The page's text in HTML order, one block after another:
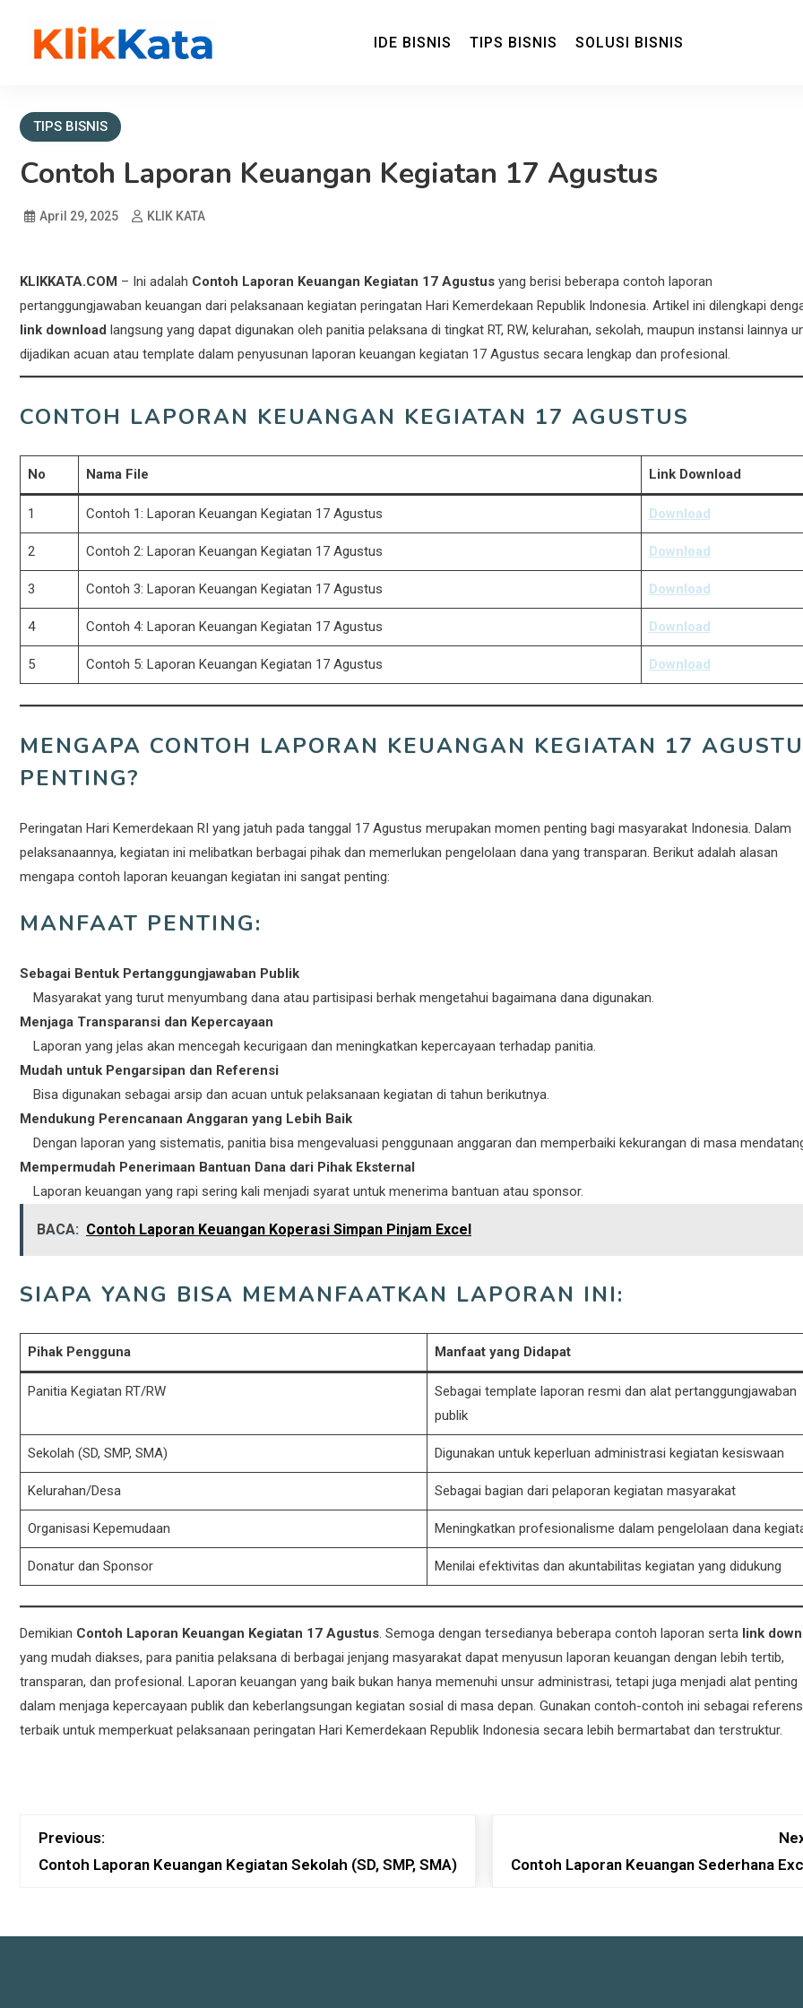
IDE BISNIS TIPS BISNIS SOLUSI BISNIS
TIPS BISNIS
Contoh Laporan Keuangan Kegiatan 17 Agustus
April 29, 2025 KLIK KATA
KLIKKATA.COM – Ini adalah Contoh Laporan Keuangan Kegiatan 17 Agustus yang berisi beberapa contoh laporan
pertanggungjawaban keuangan dari pelaksanaan kegiatan peringatan Hari Kemerdekaan Republik Indonesia. Artikel ini dilengkapi
link download langsung yang dapat digunakan oleh panitia pelaksana di tingkat RT, RW, kelurahan, sekolah, maupun instansi lainnya
dijadikan acuan atau template dalam penyusunan laporan keuangan kegiatan 17 Agustus secara lengkap dan profesional.
CONTOH LAPORAN KEUANGAN KEGIATAN 17 AGUSTUS
No Nama File Link Download
1 Contoh 1: Laporan Keuangan Kegiatan 17 Agustus Download
2 Contoh 2: Laporan Keuangan Kegiatan 17 Agustus Download
3 Contoh 3: Laporan Keuangan Kegiatan 17 Agustus Download
4 Contoh 4: Laporan Keuangan Kegiatan 17 Agustus Download
5 Contoh 5: Laporan Keuangan Kegiatan 17 Agustus Download
MENGAPA CONTOH LAPORAN KEUANGAN KEGIATAN 17
PENTING?
Peringatan Hari Kemerdekaan RI yang jatuh pada tanggal 17 Agustus merupakan momen penting bagi masyarakat Indonesia. Dalam
pelaksanaannya, kegiatan ini melibatkan berbagai pihak dan memerlukan pengelolaan dana yang transparan. Berikut adalah alasan
mengapa contoh laporan keuangan kegiatan ini sangat penting:
MANFAAT PENTING:
Sebagai Bentuk Pertanggungjawaban Publik
Masyarakat yang turut menyumbang dana atau partisipasi berhak mengetahui bagaimana dana digunakan.
Menjaga Transparansi dan Kepercayaan
Laporan yang jelas akan mencegah kecurigaan dan meningkatkan kepercayaan terhadap panitia.
Mudah untuk Pengarsipan dan Referensi
Bisa digunakan sebagai arsip dan acuan untuk pelaksanaan kegiatan di tahun berikutnya.
Mendukung Perencanaan Anggaran yang Lebih Baik
Dengan laporan yang sistematis, panitia bisa mengevaluasi penggunaan anggaran dan memperbaiki kekurangan di masa
Mempermudah Penerimaan Bantuan Dana dari Pihak Eksternal
Laporan keuangan yang rapi sering kali menjadi syarat untuk menerima bantuan atau sponsor.
BACA: Contoh Laporan Keuangan Koperasi Simpan Pinjam Excel
SIAPA YANG BISA MEMANFAATKAN LAPORAN INI:
Pihak Pengguna Manfaat yang Didapat
Panitia Kegiatan RT/RW
Sebagai template laporan resmi dan alat pertanggungjawaban
publik
Sekolah (SD, SMP, SMA) Digunakan untuk keperluan administrasi kegiatan kesiswaan
Kelurahan/Desa Sebagai bagian dari pelaporan kegiatan masyarakat
Organisasi Kepemudaan Meningkatkan profesionalisme dalam pengelolaan dana
Donatur dan Sponsor Menilai efektivitas dan akuntabilitas kegiatan yang didukung
Demikian Contoh Laporan Keuangan Kegiatan 17 Agustus. Semoga dengan tersedianya beberapa contoh laporan serta link
yang mudah diakses, para panitia pelaksana di berbagai jenjang masyarakat dapat menyusun laporan keuangan dengan lebih tertib,
transparan, dan profesional. Laporan keuangan yang baik bukan hanya memenuhi unsur administrasi, tetapi juga menjadi alat penting
dalam menjaga kepercayaan publik dan keberlangsungan kegiatan sosial di masa depan. Gunakan contoh-contoh ini sebagai
terbaik untuk memperkuat pelaksanaan peringatan Hari Kemerdekaan Republik Indonesia secara lebih bermartabat dan terstruktur.
Previous:
Contoh Laporan Keuangan Kegiatan Sekolah (SD, SMP, SMA)
Contoh Laporan Keuangan Sederhana